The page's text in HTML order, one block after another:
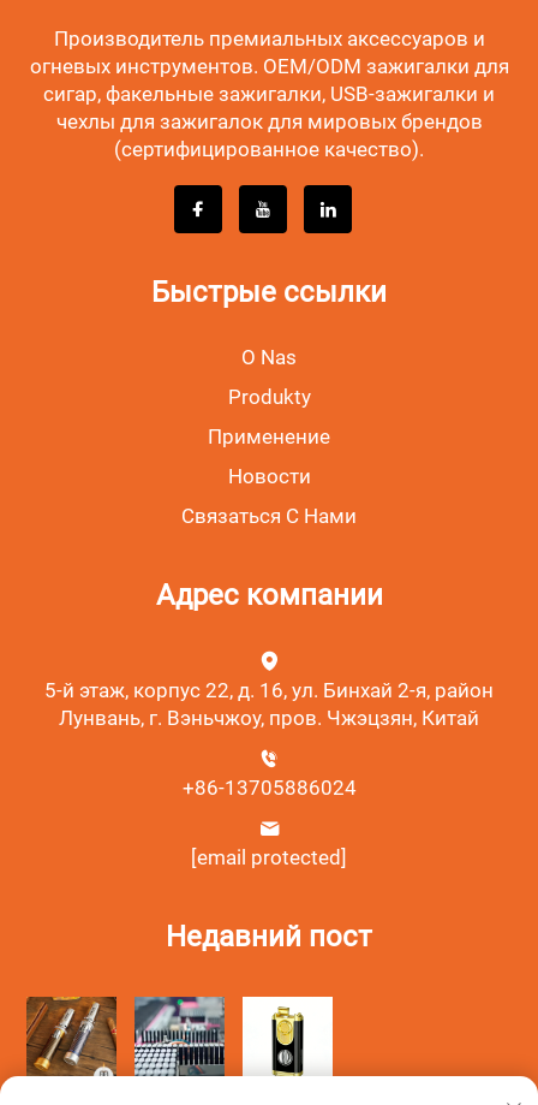
Производитель премиальных аксессуаров и
огневых инструментов. OEM/ODM зажигалки для
сигар, факельные зажигалки, USB-зажигалки и
чехлы для зажигалок для мировых брендов
(сертифицированное качество).
Быстрые ссылки
O Nas
Produkty
Применение
Новости
Связаться С Нами
Адрес компании
5-й этаж, корпус 22, д. 16, ул. Бинхай 2-я, район
Лунвань, г. Вэньчжоу, пров. Чжэцзян, Китай
+86-13705886024
[email protected]
Недавний пост